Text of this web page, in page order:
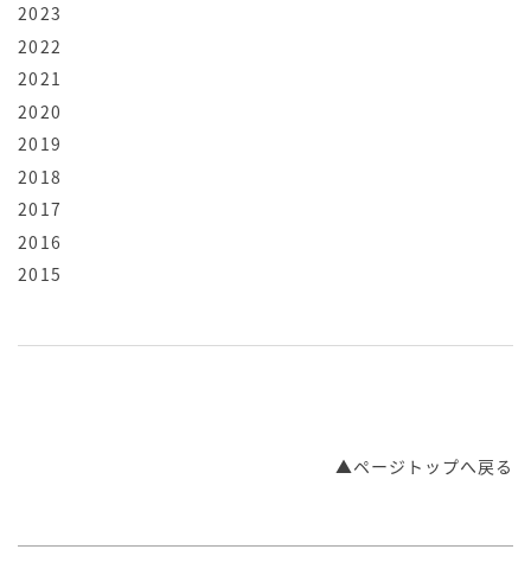
2023
2022
2021
2020
2019
2018
2017
2016
2015
▲ページトップへ戻る